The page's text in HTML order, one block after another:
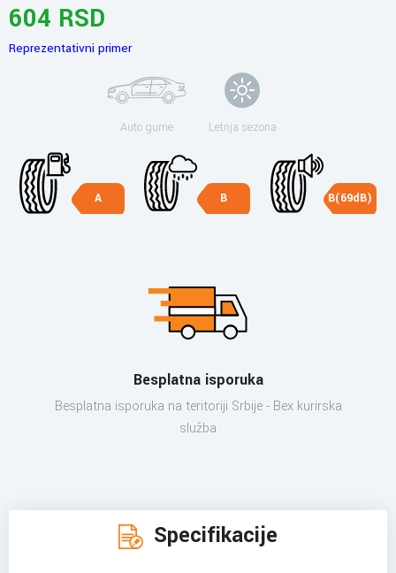
604 RSD
Reprezentativni primer
Auto gume Letnja sezona
A B B(69dB)
Besplatna isporuka
Besplatna isporuka na teritoriji Srbije - Bex kurirska
služba
Specifikacije